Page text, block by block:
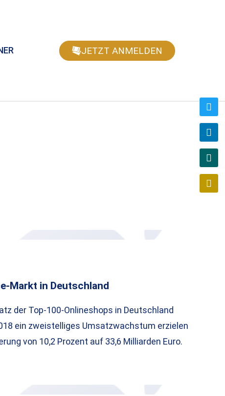
JETZT ANMELDEN
Markt in Deutschland
der Top-100-Onlineshops in Deutschland
ein zweistelliges Umsatzwachstum erzielen
von 10,2 Prozent auf 33,6 Milliarden Euro.